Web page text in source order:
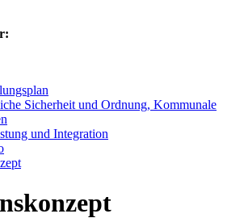
Sicherheit und Ordnung, Kommunale
und Integration